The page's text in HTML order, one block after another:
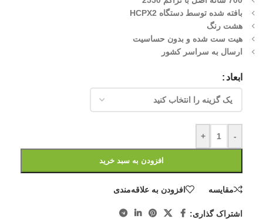
بافته شده توسط دستگاه HCPX2
هشت رنگ
هیت ست شده و بدون حساسیت
ارسال به سراسر کشور
ابعاد
-
+
افزودن به سبد خرید
مقایسه افزودن به علاقه‌مندی
اشتراک گذاری: